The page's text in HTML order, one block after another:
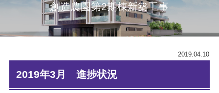
創造農園第2期棟新築工事
2019.04.10
2019年3月 進捗状況